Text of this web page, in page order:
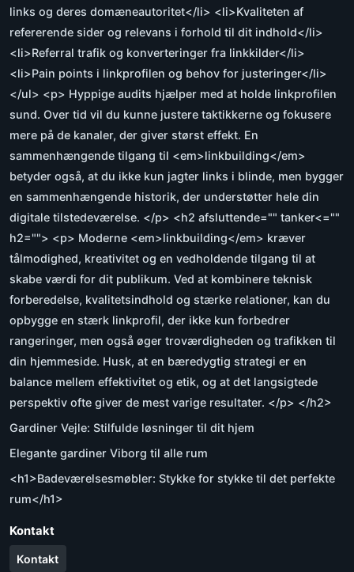
links og deres domæneautoritet</li> <li>Kvaliteten af
refererende sider og relevans i forhold til dit indhold</li>
<li>Referral trafik og konverteringer fra linkkilder</li>
<li>Pain points i linkprofilen og behov for justeringer</li>
</ul> <p> Hyppige audits hjælper med at holde linkprofilen
sund. Over tid vil du kunne justere taktikkerne og fokusere
mere på de kanaler, der giver størst effekt. En
sammenhængende tilgang til <em>linkbuilding</em>
betyder også, at du ikke kun jagter links i blinde, men bygger
en sammenhængende historik, der understøtter hele din
digitale tilstedeværelse. </p> <h2 afsluttende="" tanker<=""
h2=""> <p> Moderne <em>linkbuilding</em> kræver
tålmodighed, kreativitet og en vedholdende tilgang til at
skabe værdi for dit publikum. Ved at kombinere teknisk
forberedelse, kvalitetsindhold og stærke relationer, kan du
opbygge en stærk linkprofil, der ikke kun forbedrer
rangeringer, men også øger troværdigheden og trafikken til
din hjemmeside. Husk, at en bæredygtig strategi er en
balance mellem effektivitet og etik, og at det langsigtede
perspektiv ofte giver de mest varige resultater. </p> </h2>
Gardiner Vejle: Stilfulde løsninger til dit hjem
Elegante gardiner Viborg til alle rum
<h1>Badeværelsesmøbler: Stykke for stykke til det perfekte
rum</h1>
Kontakt
Kontakt